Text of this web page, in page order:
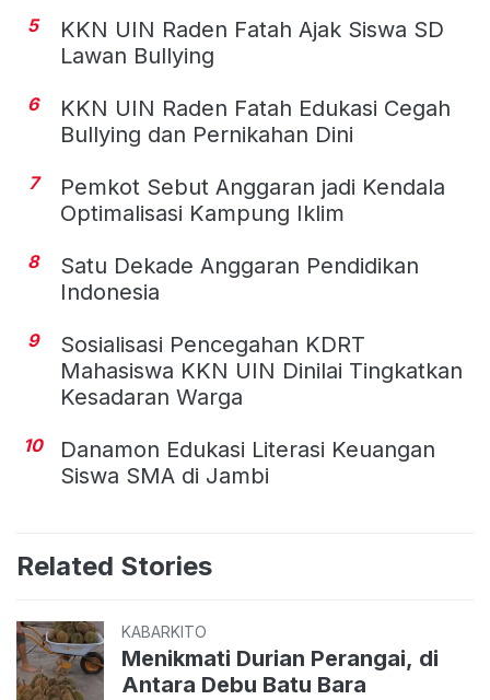
5
KKN UIN Raden Fatah Ajak Siswa SD
Lawan Bullying
6
KKN UIN Raden Fatah Edukasi Cegah
Bullying dan Pernikahan Dini
7
Pemkot Sebut Anggaran jadi Kendala
Optimalisasi Kampung Iklim
8
Satu Dekade Anggaran Pendidikan
Indonesia
9
Sosialisasi Pencegahan KDRT
Mahasiswa KKN UIN Dinilai Tingkatkan
Kesadaran Warga
10
Danamon Edukasi Literasi Keuangan
Siswa SMA di Jambi
Related Stories
KABARKITO
Menikmati Durian Perangai, di
Antara Debu Batu Bara